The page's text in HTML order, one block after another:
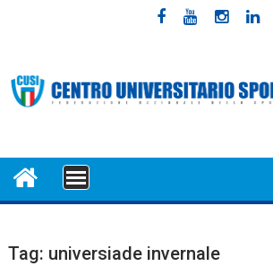
MENU
Tag: universiade invernale